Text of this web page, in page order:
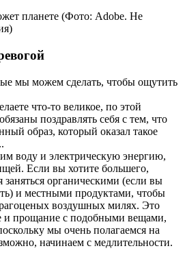
планете (Фото: Adobe. Не
мы можем сделать, чтобы ощутить
что-то великое, по этой
поздравлять себя с тем, что
образ, который оказал такое
воду и электрическую энергию,
Если вы хотите большего,
органическими (если вы
и местными продуктами, чтобы
воздушных милях. Это
и прощание с подобными вещами,
мы очень полагаемся на
начинаем с медлительности.